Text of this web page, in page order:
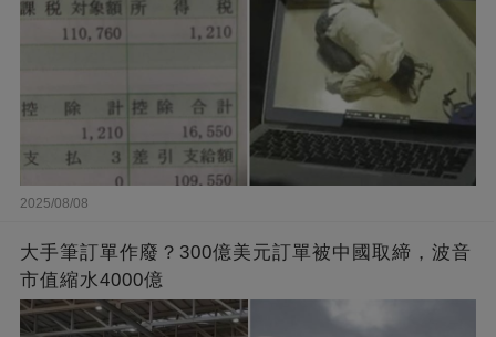
2025/08/08
大手筆訂單作廢？300億美元訂單被中國取締，波音
市值縮水4000億